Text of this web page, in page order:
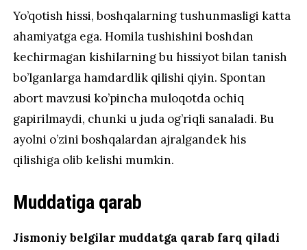
Yo’qotish hissi, boshqalarning tushunmasligi katta
ahamiyatga ega. Homila tushishini boshdan
kechirmagan kishilarning bu hissiyot bilan tanish
bo’lganlarga hamdardlik qilishi qiyin. Spontan
abort mavzusi ko’pincha muloqotda ochiq
gapirilmaydi, chunki u juda og’riqli sanaladi. Bu
ayolni o’zini boshqalardan ajralgandek his
qilishiga olib kelishi mumkin.
Muddatiga qarab
Jismoniy belgilar muddatga qarab farq qiladi